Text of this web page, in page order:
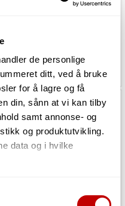
de personlige
ditt, ved å bruke
for å lagre og få
din, sånn at vi kan tilby
samt annonse- og
og produktutvikling.
data og i hvilke
2 169,-